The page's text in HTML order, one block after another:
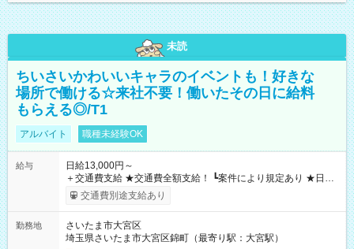
未読
ちいさいかわいいキャラのイベントも！好きな
場所で働ける☆来社不要！働いたその日に給料
もらえる◎/T1
アルバイト 職種未経験OK
給与
日給13,000円～
＋交通費支給 ★交通費全額支給！ ┗案件により規定あり ★日払
いOK！（規定あり） ┗働いたその日に現金GET♪ お仕事後はコ
ンビニATMから 日払い分を引き落とせます！ 【試用期間】試
交通費別途支給あり
勤務地
さいたま市大宮区
埼玉県さいたま市大宮区錦町（最寄り駅：大宮駅）